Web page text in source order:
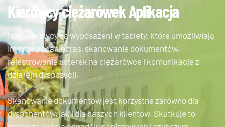
Kierowcy ciężarówek Aplikacja
Nasi kierowcy są wyposażeni w tablety, które umożliwiają
im przeglądanie tras, skanowanie dokumentów,
rejestrowanie usterek na ciężarówce i komunikację z
działem dyspozycji.
Skanowanie dokumentów jest korzystne zarówno dla
dysponentów, jak i dla naszych klientów. Skutkuje to